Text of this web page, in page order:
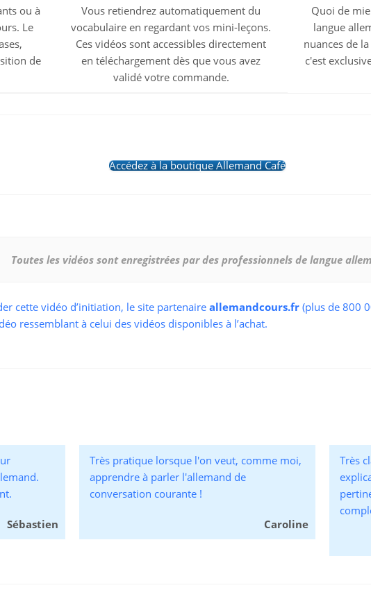
ou à
Le
de
Vous retiendrez automatiquement du
vocabulaire en regardant vos mini-leçons.
Ces vidéos sont accessibles directement
en téléchargement dès que vous avez
validé votre commande.
Quoi de
langue
nuances de
c'est
Accédez à la boutique Allemand Café
Toutes les vidéos sont enregistrées par des professionnels de langue
cette vidéo d’initiation, le site partenaire allemandcours.fr (plus de 800
ressemblant à celui des vidéos disponibles à l’achat.
Sébastien
Très pratique lorsque l'on veut, comme moi,
apprendre à parler l'allemand de
conversation courante !
Caroline
Très